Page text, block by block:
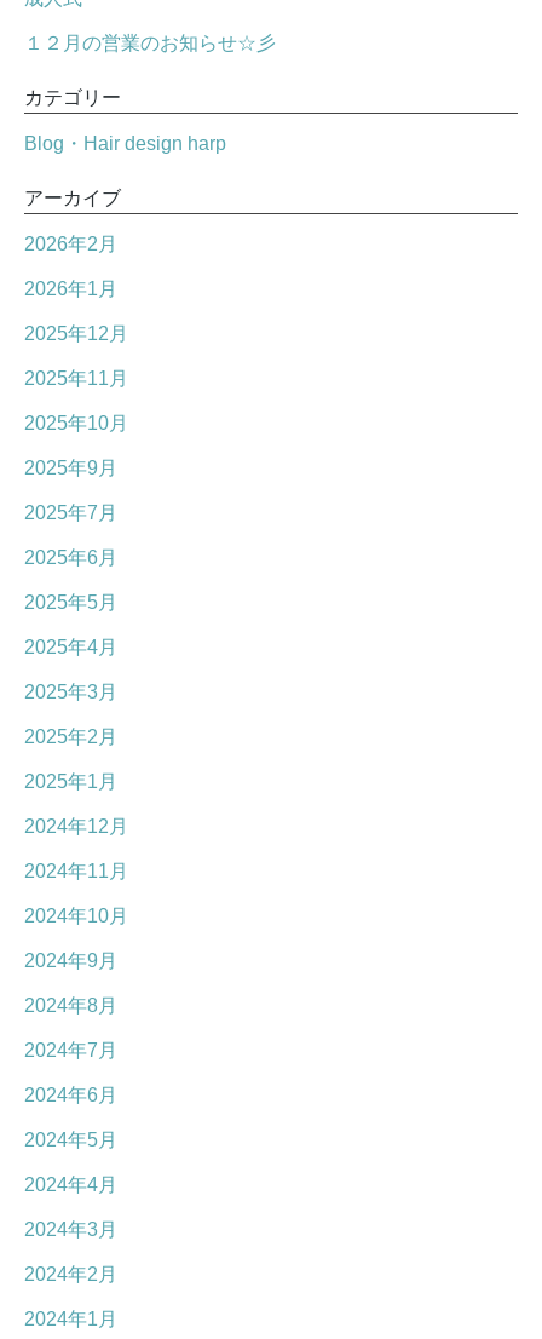
１２月の営業のお知らせ☆彡
カテゴリー
Blog・Hair design harp
アーカイブ
2026年2月
2026年1月
2025年12月
2025年11月
2025年10月
2025年9月
2025年7月
2025年6月
2025年5月
2025年4月
2025年3月
2025年2月
2025年1月
2024年12月
2024年11月
2024年10月
2024年9月
2024年8月
2024年7月
2024年6月
2024年5月
2024年4月
2024年3月
2024年2月
2024年1月